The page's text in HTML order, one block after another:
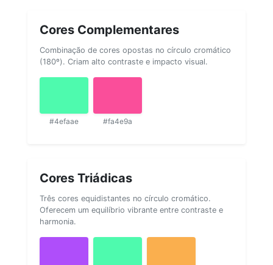
Cores Complementares
Combinação de cores opostas no círculo cromático
(180º). Criam alto contraste e impacto visual.
#4efaae #fa4e9a
Cores Triádicas
Três cores equidistantes no círculo cromático.
Oferecem um equilíbrio vibrante entre contraste e
harmonia.